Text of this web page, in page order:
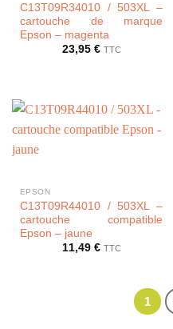
C13T09R34010 / 503XL –
cartouche de marque
Epson – magenta
23,95 € TTC
EPSON
C13T09R44010 / 503XL –
cartouche compatible
Epson – jaune
11,49 € TTC
1